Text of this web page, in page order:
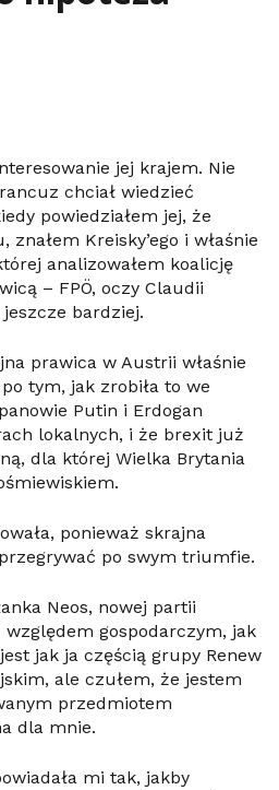
jej krajem. Nie
chciał wiedzieć
powiedziałem jej, że
znałem Kreisky’ego i właśnie
analizowałem koalicję
– FPÖ, oczy Claudii
bardziej.
prawica w Austrii właśnie
tym, jak zrobiła to we
Putin i Erdogan
lokalnych, i że brexit już
dla której Wielka Brytania
ponieważ skrajna
po swym triumfie.
Neos, nowej partii
gospodarczym, jak
jak ja częścią grupy Renew
ale czułem, że jestem
przedmiotem
dla mnie.
mi tak, jakby